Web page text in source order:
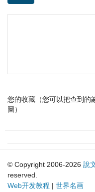
您的收藏（您可以把查到的
圖）
© Copyright 2006-2026 說
reserved.
Web开发教程 | 世界名画